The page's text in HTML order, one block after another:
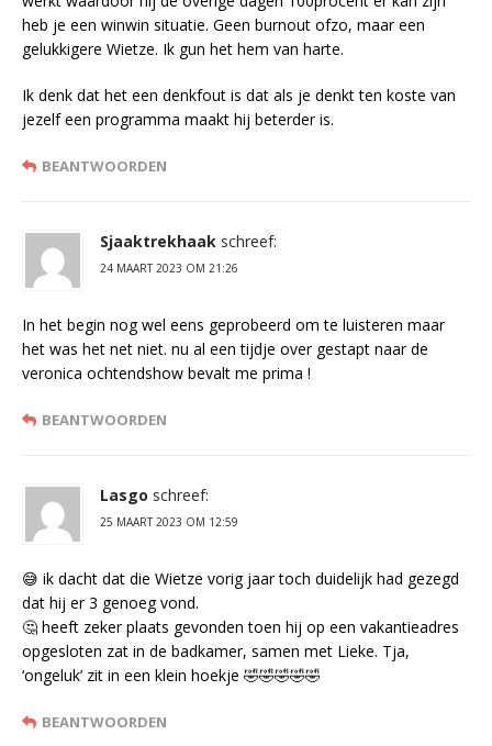
heb je een winwin situatie. Geen burnout ofzo, maar een
gelukkigere Wietze. Ik gun het hem van harte.
Ik denk dat het een denkfout is dat als je denkt ten koste van
jezelf een programma maakt hij beterder is.
BEANTWOORDEN
Sjaaktrekhaak schreef:
24 MAART 2023 OM 21:26
In het begin nog wel eens geprobeerd om te luisteren maar
het was het net niet. nu al een tijdje over gestapt naar de
veronica ochtendshow bevalt me prima !
BEANTWOORDEN
Lasgo schreef:
25 MAART 2023 OM 12:59
😅 ik dacht dat die Wietze vorig jaar toch duidelijk had gezegd
dat hij er 3 genoeg vond.
🤔 heeft zeker plaats gevonden toen hij op een vakantieadres
opgesloten zat in de badkamer, samen met Lieke. Tja,
‘ongeluk’ zit in een klein hoekje 🤣🤣🤣🤣🤣
BEANTWOORDEN